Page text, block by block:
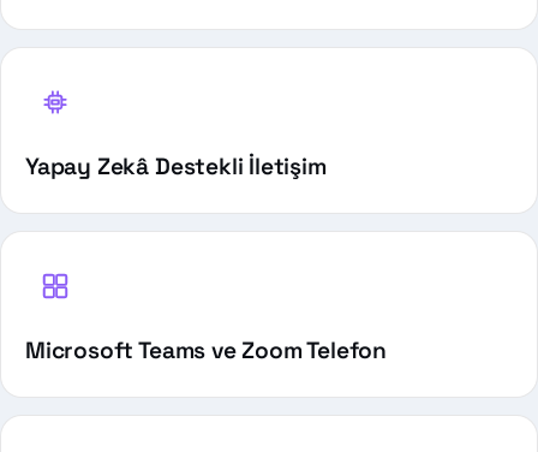
Yapay Zekâ Destekli İletişim
Microsoft Teams ve Zoom Telefon